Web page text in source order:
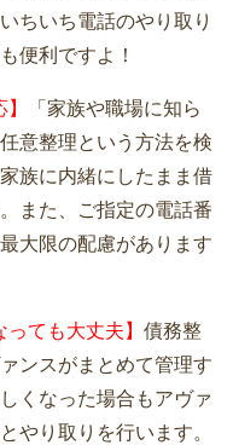
ちいち電話のやり取り
便利ですよ！
「家族や職場に知ら
意整理という方法を検
族に内緒にしたまま借
また、ご指定の電話番
大限の配慮があります
ても大丈夫】 債務整
ンスがまとめて管理す
くなった場合もアヴァ
やり取りを行います。